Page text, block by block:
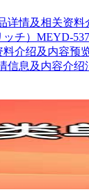
详情及相关资料
ッチ）MEYD-
介绍及内容预
信息及内容介绍